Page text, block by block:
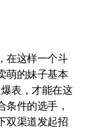
这样一个斗
萌的妹子基本
表，才能在这
条件的选手，
双渠道发起招